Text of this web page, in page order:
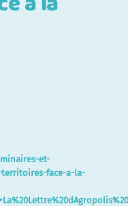
et-
face-a-la-